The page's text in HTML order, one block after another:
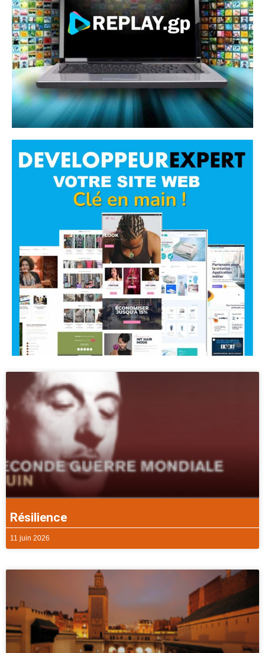
Résilience
11 juin 2026